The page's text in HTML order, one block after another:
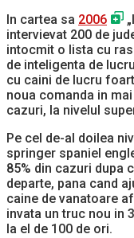
In cartea sa 2006
intervievat 200 de
intocmit o lista cu
de inteligenta de
cu caini de lucru
noua comanda in
cazuri, la nivelul
Pe cel de-al doilea
springer spaniel
85% din cazuri dupa
departe, pana cand
caine de vanatoare
invata un truc nou in
la el de 100 de ori.